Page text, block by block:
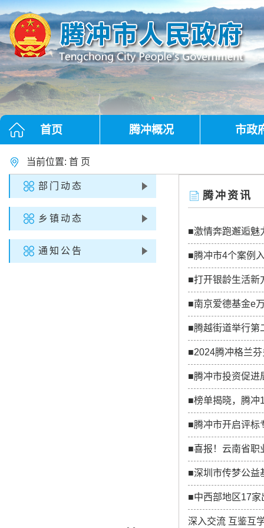
首页 腾冲概况 市政
当前位置: 首 页
腾冲资讯
■激情奔跑邂逅魅
■腾冲市4个案例
■打开银龄生活新
■南京爱德基金e
■腾越街道举行第
■2024腾冲格兰
■腾冲市投资促进
■榜单揭晓，腾冲
■腾冲市开启评标
■喜报！云南省
■深圳市传梦公益
■中西部地区17
深入交流 互鉴互
部门动态
乡镇动态
通知公告